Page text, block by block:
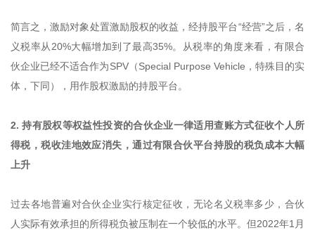
简言之，激励对象处置激励股权的收益，经持股平台“经营”之后，名
义税率从20%大幅增加到了最高35%。从税率的角度来看，有限合
伙企业已经不适合作为SPV（Special Purpose Vehicle，特殊目的实
体，下同），用作股权激励的持股平台。
2. 持有股权等权益性投资的合伙企业一律适用查账方式征收个人所
得税，税收洼地效应消失，通过有限合伙平台持股的税负成本大幅
上升
过去各地普遍对合伙企业实行核定征收，无论名义税率多少，合伙
人实际有效承担的所得税负被压制在一个较低的水平。但2022年1月